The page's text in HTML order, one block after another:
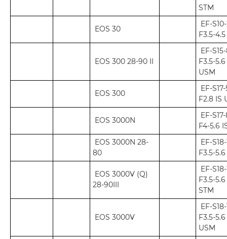
STM
EOS 30
EF-
F3.5-
EOS 300 28-90 II
EF-
F3.5-5.6
USM
EOS 300
EF-
F2.8 IS
EOS 3000N
EF-
F4-5.6
EOS 3000N 28-
80
EF-
F3.5-5.6
EOS 3000V (Q)
28-90III
EF-
F3.5-5.6
STM
EOS 3000V
EF-
F3.5-5.6
USM